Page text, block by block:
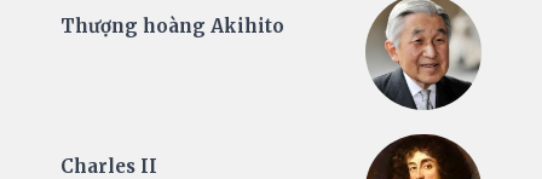
Thượng hoàng Akihito
Charles II